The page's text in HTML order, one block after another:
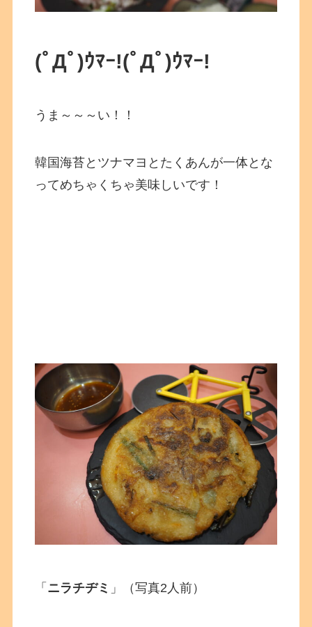
(ﾟДﾟ)ｳﾏｰ!(ﾟДﾟ)ｳﾏｰ!
うま～～～い！！
韓国海苔とツナマヨとたくあんが一体とな
ってめちゃくちゃ美味しいです！
「 ニラチヂミ 」（写真2人前）